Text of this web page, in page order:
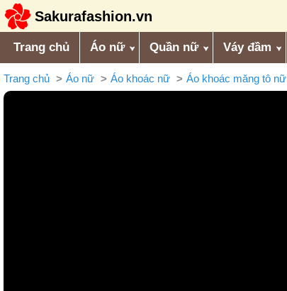
Sakurafashion.vn
Trang chủ Áo nữ Quần nữ Váy đầm
Trang chủ Áo nữ Áo khoác nữ Áo khoác măng tô nữ